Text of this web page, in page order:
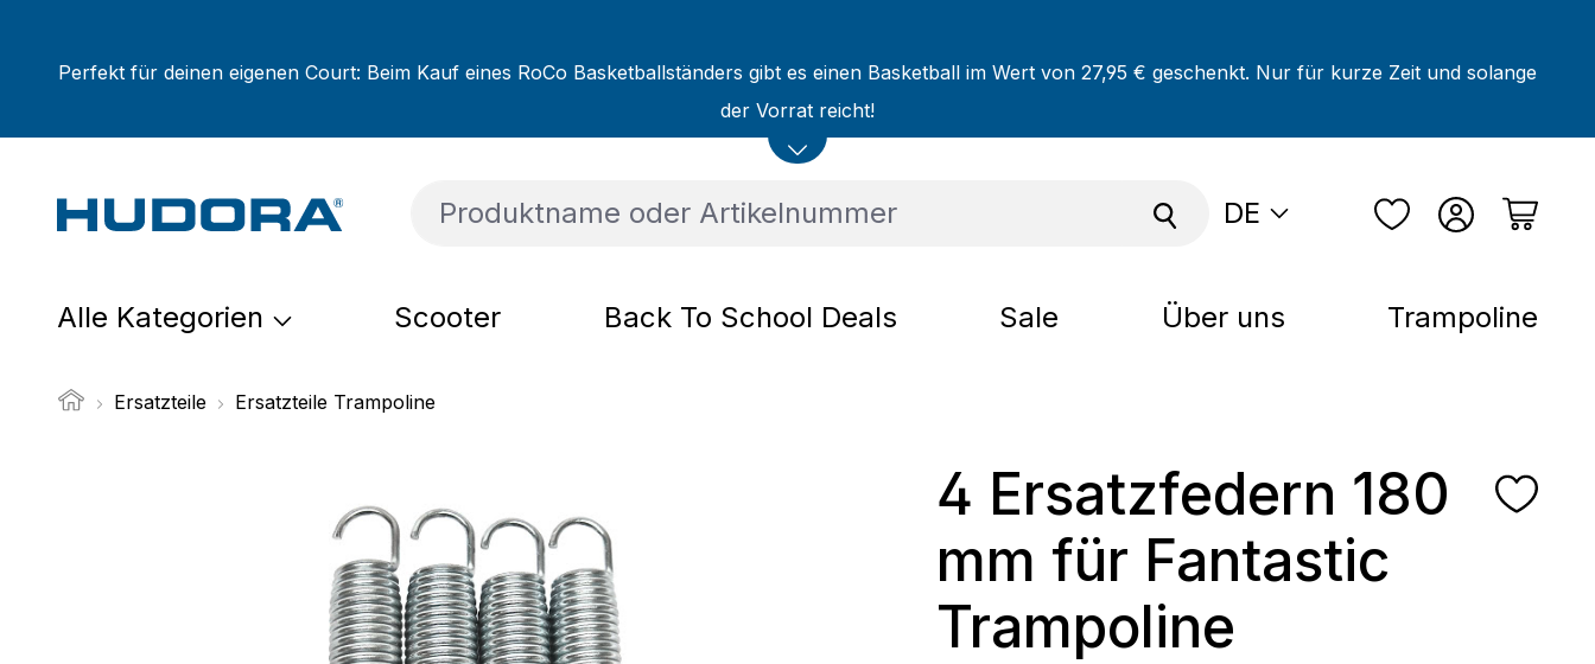
Perfekt für deinen eigenen Court: Beim Kauf eines RoCo Basketballständers gibt es einen Basketball im Wert von 27,95 € geschenkt. Nur für kurze Zeit und solange
der Vorrat reicht!
DE
Alle Kategorien Scooter Back To School Deals Sale Über uns Trampoline
Ersatzteile Ersatzteile Trampoline
4 Ersatzfedern 180
mm für Fantastic
Trampoline